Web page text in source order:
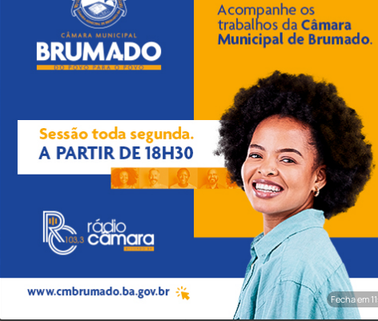
Santana/Seap
flagrante nesta quarta-feira (7), ao tentar
no bairro da Mata Escura, com um
carregador USB escondidos na bota.
de Administração Penitenciária (Seap), o
terceirizada, foi detido quando passava pelo
Fecha em